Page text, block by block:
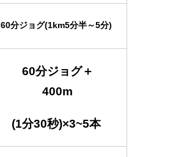
60分ジョグ(1km5分半～5分)
60分ジョグ＋
400m
(1分30秒)×3~5本